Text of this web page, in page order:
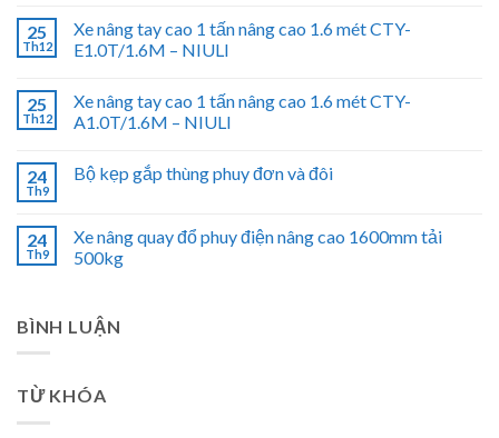
25
Th12
Xe nâng tay cao 1 tấn nâng cao 1.6 mét CTY-
E1.0T/1.6M – NIULI
25
Th12
Xe nâng tay cao 1 tấn nâng cao 1.6 mét CTY-
A1.0T/1.6M – NIULI
24
Th9
Bộ kẹp gắp thùng phuy đơn và đôi
24
Th9
Xe nâng quay đổ phuy điện nâng cao 1600mm tải
500kg
BÌNH LUẬN
TỪ KHÓA